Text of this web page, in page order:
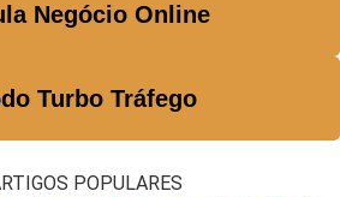
Negócio Online
Turbo Tráfego
POPULARES